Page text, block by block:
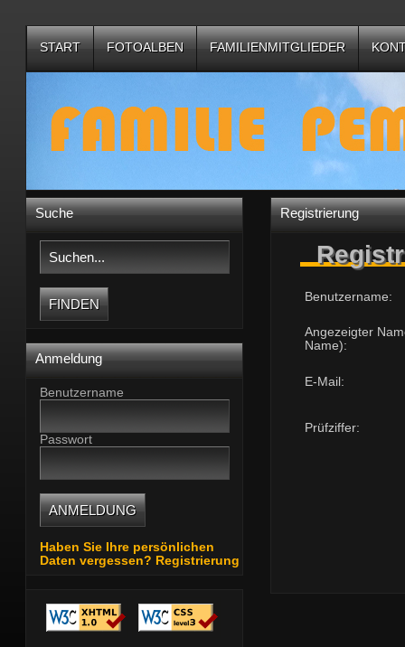
START FOTOALBEN FAMILIENMITGLIEDER
Registrierung
Benutzername:
Angezeigter
Name):
E-Mail:
Prüfziffer:
Suche
Anmeldung
Benutzername
Passwort
Haben Sie Ihre persönlichen
Daten vergessen? Registrierung